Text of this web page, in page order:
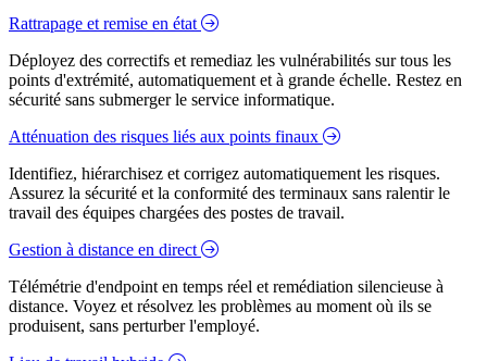
Rattrapage et remise en état
Déployez des correctifs et remediaz les vulnérabilités sur tous les
points d'extrémité, automatiquement et à grande échelle. Restez en
sécurité sans submerger le service informatique.
Atténuation des risques liés aux points finaux
Identifiez, hiérarchisez et corrigez automatiquement les risques.
Assurez la sécurité et la conformité des terminaux sans ralentir le
travail des équipes chargées des postes de travail.
Gestion à distance en direct
Télémétrie d'endpoint en temps réel et remédiation silencieuse à
distance. Voyez et résolvez les problèmes au moment où ils se
produisent, sans perturber l'employé.